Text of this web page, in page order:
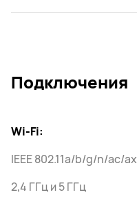
Подключения
Wi-Fi:
IEEE 802.11a/b/g/n/ac/ax
2,4 ГГц и 5 ГГц